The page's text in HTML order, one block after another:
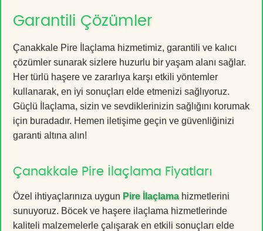
Garantili Çözümler
Çanakkale Pire İlaçlama hizmetimiz, garantili ve kalıcı
çözümler sunarak sizlere huzurlu bir yaşam alanı sağlar.
Her türlü haşere ve zararlıya karşı etkili yöntemler
kullanarak, en iyi sonuçları elde etmenizi sağlıyoruz.
Güçlü İlaçlama, sizin ve sevdiklerinizin sağlığını korumak
için buradadır. Hemen iletişime geçin ve güvenliğinizi
garanti altına alın!
Çanakkale Pire İlaçlama Fiyatları
Özel ihtiyaçlarınıza uygun Pire İlaçlamahizmetlerini
sunuyoruz. Böcek ve haşere ilaçlama hizmetlerinde
kaliteli malzemelerle çalışarak en etkili sonuçları elde